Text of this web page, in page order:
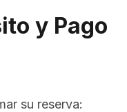
y Pago
su reserva: